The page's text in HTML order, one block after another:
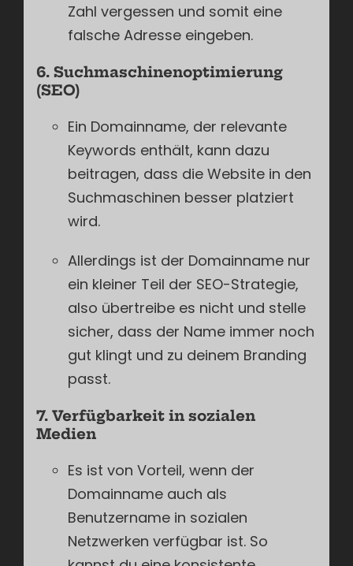
Zahl vergessen und somit eine
falsche Adresse eingeben.
6. Suchmaschinenoptimierung
(SEO)
Ein Domainname, der relevante
Keywords enthält, kann dazu
beitragen, dass die Website in den
Suchmaschinen besser platziert
wird.
Allerdings ist der Domainname nur
ein kleiner Teil der SEO-Strategie,
also übertreibe es nicht und stelle
sicher, dass der Name immer noch
gut klingt und zu deinem Branding
passt.
7. Verfügbarkeit in sozialen
Medien
Es ist von Vorteil, wenn der
Domainname auch als
Benutzername in sozialen
Netzwerken verfügbar ist. So